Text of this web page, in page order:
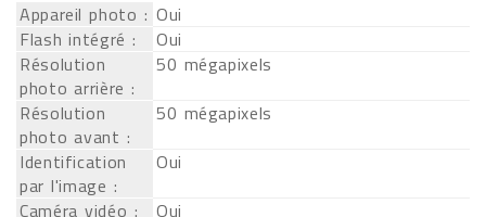
Appareil photo : Oui
Flash intégré :
Oui
Résolution
photo arrière :
50 mégapixels
Résolution
photo avant :
50 mégapixels
Identification
par l'image :
Oui
Caméra vidéo :
Oui